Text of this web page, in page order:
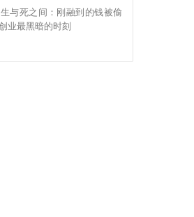
与死之间：刚融到的钱被偷
业最黑暗的时刻